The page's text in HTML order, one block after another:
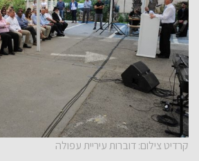
קרדיט צילום: דוברות עיריית עפולה